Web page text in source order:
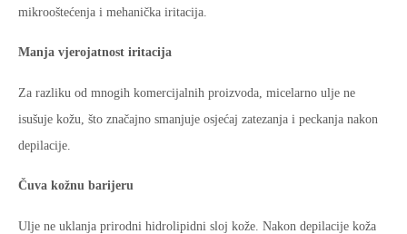
mikrooštećenja i mehanička iritacija.
Manja vjerojatnost iritacija
Za razliku od mnogih komercijalnih proizvoda, micelarno ulje ne
isušuje kožu, što značajno smanjuje osjećaj zatezanja i peckanja nakon
depilacije.
Čuva kožnu barijeru
Ulje ne uklanja prirodni hidrolipidni sloj kože. Nakon depilacije koža